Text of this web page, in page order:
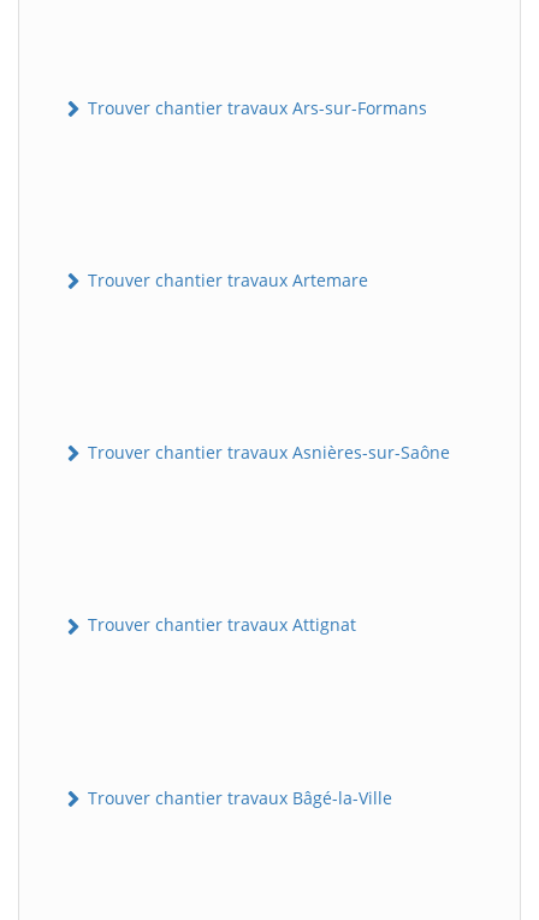
Trouver chantier travaux Ars-sur-Formans
Trouver chantier travaux Artemare
Trouver chantier travaux Asnières-sur-Saône
Trouver chantier travaux Attignat
Trouver chantier travaux Bâgé-la-Ville